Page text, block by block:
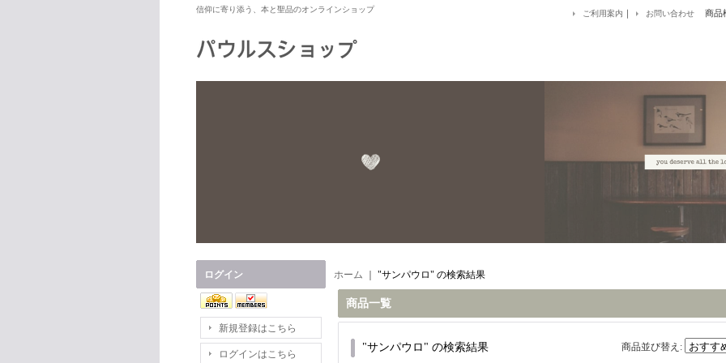
信仰に寄り添う、本と聖品のオンラインショップ ご利用案内 ｜ お問い合わせ 商品
ログイン
新規登録はこちら
ログインはこちら
ホーム "サンパウロ" の検索結果
商品一覧
"サンパウロ" の検索結果 商品並び替え :